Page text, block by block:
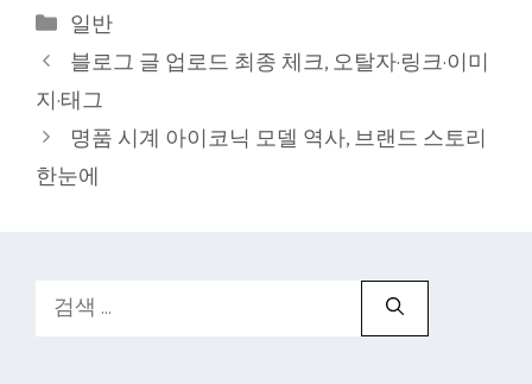
카
테
고
리
일반
블로그 글 업로드 최종 체크, 오탈자·링크·이미
지·태그
명품 시계 아이코닉 모델 역사, 브랜드 스토리
한눈에
색: